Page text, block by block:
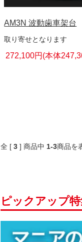
AM3N 波動歯車架台
取り寄せとなります
272,100円(本体
全 [ 3 ] 商品中 1-3商品を
ピックアップ